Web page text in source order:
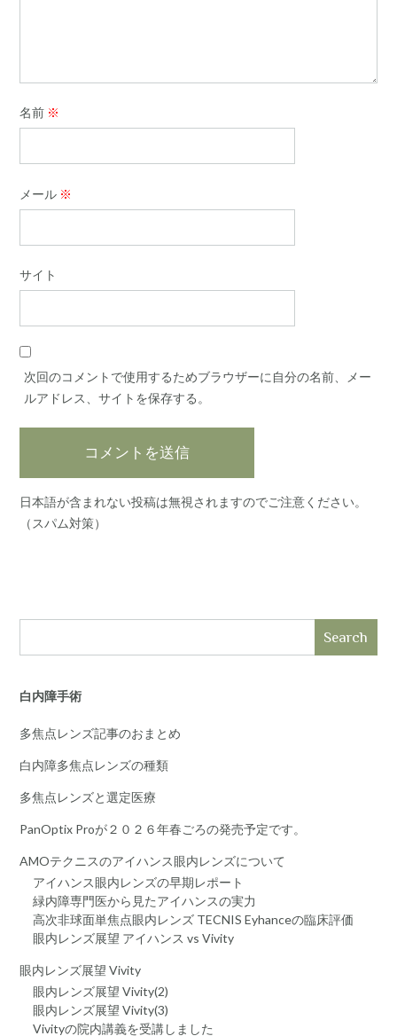
名前 ※
メール ※
サイト
次回のコメントで使用するためブラウザーに自分の名前、メー
ルアドレス、サイトを保存する。
日本語が含まれない投稿は無視されますのでご注意ください。
（スパム対策）
Search
白内障手術
多焦点レンズ記事のおまとめ
白内障多焦点レンズの種類
多焦点レンズと選定医療
PanOptix Proが２０２６年春ごろの発売予定です。
AMOテクニスのアイハンス眼内レンズについて
アイハンス眼内レンズの早期レポート
緑内障専門医から見たアイハンスの実力
高次非球面単焦点眼内レンズ TECNIS Eyhanceの臨床評価
眼内レンズ展望 アイハンス vs Vivity
眼内レンズ展望 Vivity
眼内レンズ展望 Vivity(2)
眼内レンズ展望 Vivity(3)
Vivityの院内講義を受講しました